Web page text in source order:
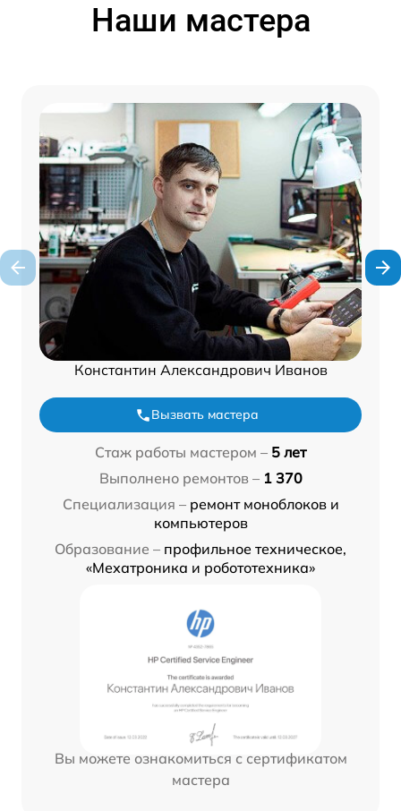
Наши мастера
Константин Александрович Иванов
Вызвать мастера
Стаж работы мастером – 5 лет
Выполнено ремонтов – 1 370
Специализация – ремонт моноблоков и
компьютеров
Образование – профильное техническое,
«Мехатроника и робототехника»
Вы можете ознакомиться с сертификатом
мастера